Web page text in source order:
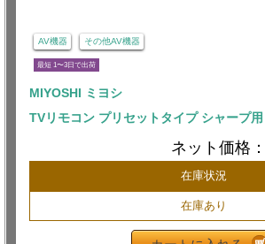
AV機器 その他AV機器
最短 1〜3日で出荷
MIYOSHI ミヨシ
TVリモコン プリセットタイプ シャープ
ネット価格：
在庫状況
在庫あり